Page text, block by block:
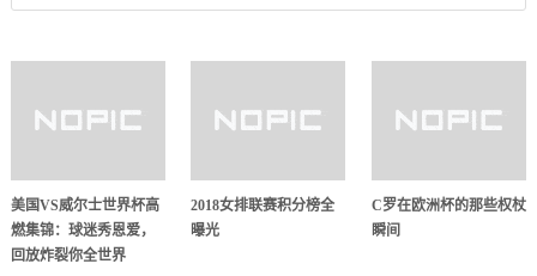
美国VS威尔士世界杯高
燃集锦：球迷秀恩爱，
回放炸裂你全世界
2018女排联赛积分榜全
曝光
C罗在欧洲杯的那些权杖
瞬间